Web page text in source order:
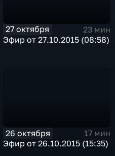
27 октября
23 мин
Эфир от 27.10.2015 (08:58)
26 октября
17 мин
Эфир от 26.10.2015 (15:35)